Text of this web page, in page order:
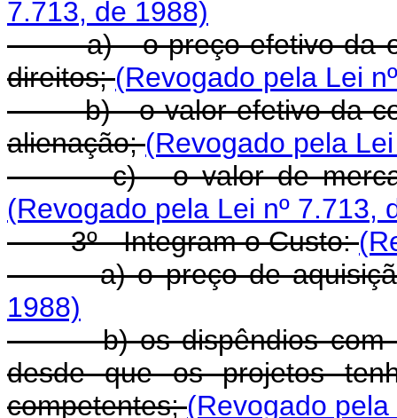
7.713, de 1988)
a) - o preço efetivo da
direitos;(Revogado pela Lei
b) - o valor efetivo da
alienação;(Revogado pela
c) - o valor de mercado
(Revogado pela Lei nº 7.713,
3º - Integram o Custo:
a) o preço de
1988)
b) os dispêndios com a
desde que os projetos
competentes;(Revogado